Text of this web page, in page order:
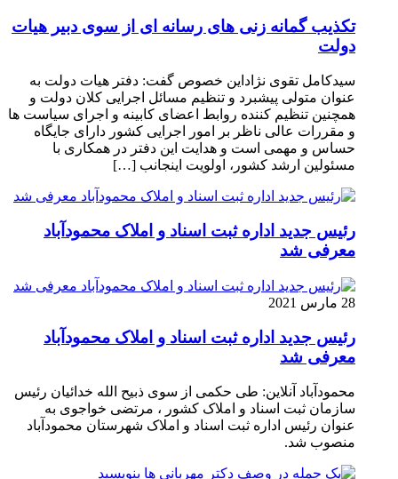
تکذیب گمانه زنی های رسانه ای از سوی دبیر هیات
دولت
سیدکامل تقوی نژاداین خصوص گفت: دفتر هیات دولت به
عنوان متولی پیشبرد و تنظیم مسائل اجرایی کلان دولت و
همچنین تنظیم کننده روابط اعضای کابینه و اجرای سیاست ها
و مقررات عالی ناظر بر امور اجرایی کشور دارای جایگاه
حساس و مهمی است و هدایت این دفتر در همکاری با
مسئولین ارشد کشور، اولویت اینجانب […]
رئیس جدید اداره ثبت اسناد و املاک محمودآباد
معرفی شد
28 مارس 2021
رئیس جدید اداره ثبت اسناد و املاک محمودآباد
معرفی شد
محمودآباد آنلاین: طی حکمی از سوی ذبیح الله خدائیان رئیس
سازمان ثبت اسناد و املاک کشور ، مرتضی خواجوی به
عنوان رئیس اداره ثبت اسناد و املاک شهرستان محمودآباد
منصوب شد.